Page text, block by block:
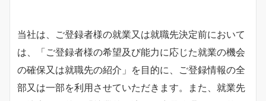
当社は、ご登録者様の就業又は就職先決定前において
は、「ご登録者様の希望及び能力に応じた就業の機会
の確保又は就職先の紹介」を目的に、ご登録情報の全
部又は一部を利用させていただきます。また、就業先